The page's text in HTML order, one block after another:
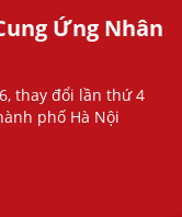
Ứng Nhân
thay đổi lần thứ 4
phố Hà Nội